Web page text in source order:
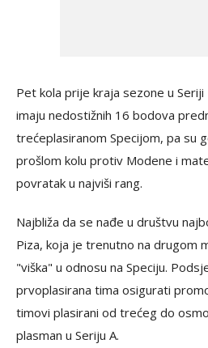
Pet kola prije kraja sezone u
imaju nedostižnih 16 bodova
trećeplasiranom Specijom, pa su
prošlom kolu protiv Modene i
povratak u najviši rang.
Najbliža da se nađe u društvu
Piza, koja je trenutno na drugom
"viška" u odnosu na Speciju.
prvoplasirana tima osigurati
timovi plasirani od trećeg do
plasman u Seriju A.